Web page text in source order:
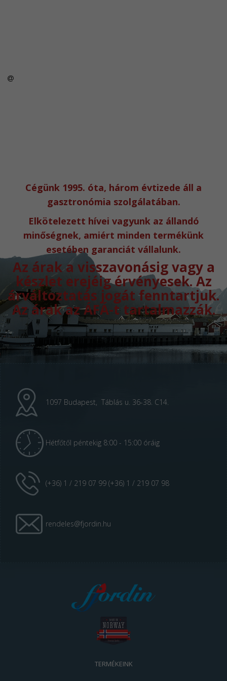
Cégünk 1995. óta, három évtizede áll a
gasztronómia szolgálatában.
Elkötelezett hívei vagyunk az állandó
minőségnek, amiért minden termékünk
esetében garanciát vállalunk.
Az árak a visszavonásig vagy a
készlet erejéig érvényesek. Az
árváltoztatás jogát fenntartjuk.
Az árak az ÁFÁ-t tartalmazzák.
1097 Budapest, Táblás u. 36-38. C14.
Hétfőtől péntekig 8:00 - 15:00 óráig
(+36) 1 / 219 07 99 (+36) 1 / 219 07 98
rendeles@fjordin.hu
TERMÉKEINK